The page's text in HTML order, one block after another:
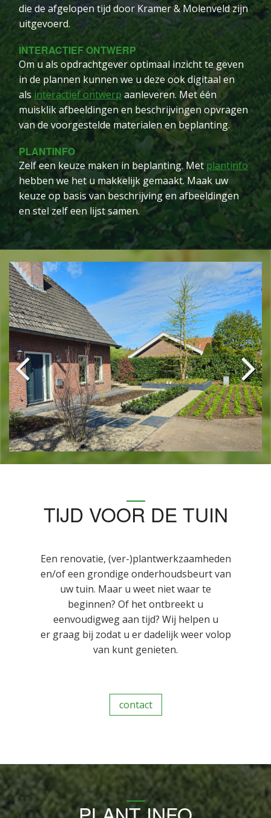
die de afgelopen tijd door Kramer & Molenveld zijn
uitgevoerd.
INTERACTIEF ONTWERP
Om u als opdrachtgever optimaal inzicht te geven
in de plannen kunnen we u deze ook digitaal en
als interactief ontwerp aanleveren. Met één
muisklik afbeeldingen en beschrijvingen opvragen
van de voorgestelde materialen en beplanting.
PLANTINFO
Zelf een keuze maken in beplanting. Met plantinfo
hebben we het u makkelijk gemaakt. Maak uw
keuze op basis van beschrijving en afbeeldingen
en stel zelf een lijst samen.
TIJD VOOR DE TUIN
Een renovatie, (ver-)plantwerkzaamheden
en/of een grondige onderhoudsbeurt van
uw tuin. Maar u weet niet waar te
beginnen? Of het ontbreekt u
eenvoudigweg aan tijd? Wij helpen u
er graag bij zodat u er dadelijk weer volop
van kunt genieten.
contact